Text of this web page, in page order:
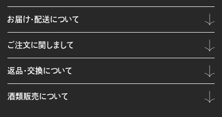
お届け・配送について
ご注文に関しまして
返品・交換について
酒類販売について